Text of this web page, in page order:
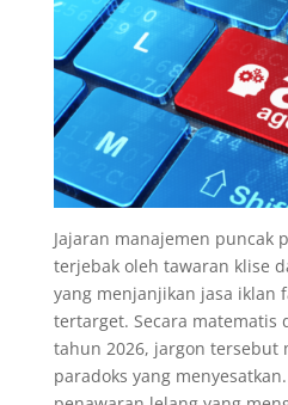
Jajaran manajemen puncak
terjebak oleh tawaran klise
yang menjanjikan jasa iklan
tertarget. Secara matematis
tahun 2026, jargon tersebut
paradoks yang